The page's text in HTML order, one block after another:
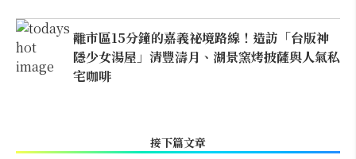
離市區15分鐘的嘉義祕境路線！造訪「台版神
隱少女湯屋」清豐濤月、湖景窯烤披薩與人氣私
宅咖啡
接下篇文章